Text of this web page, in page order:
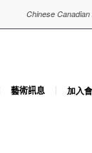
Chinese
藝術訊息 加入